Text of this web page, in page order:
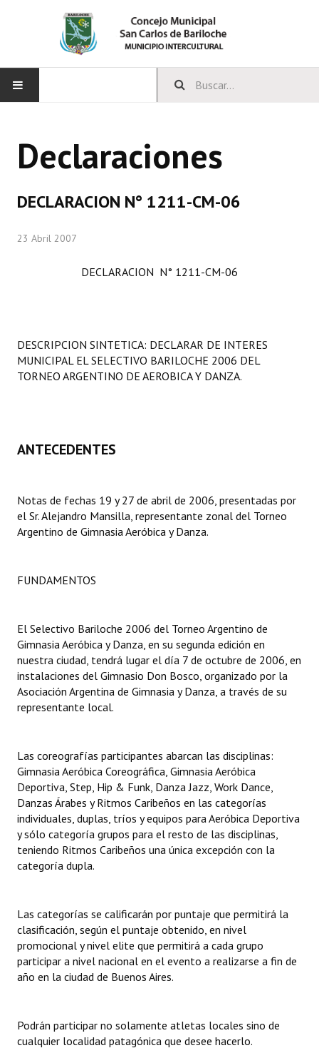
CONCEJO
Comisiones Especiales
LEGISLACIÓN
Carta Orgánica 2007
Digesto
DOCUMENTOS
Proyectos Presentados
Dictámenes Asesoría Letrada
Actas de Sesión
Ejecución Presupuestaria
Actas de Audiencias Públicas
NORMATIVA
Comunicaciones
Resoluciones
Resoluciones de Presidencia
INSTITUCIONAL
Noticias Destacadas
Declaraciones
DECLARACION N° 1211-CM-06
23 Abril 2007
DECLARACION N° 1211-CM-06
DESCRIPCION SINTETICA: DECLARAR DE INTERES
MUNICIPAL EL SELECTIVO BARILOCHE 2006 DEL
TORNEO ARGENTINO DE AEROBICA Y DANZA.
ANTECEDENTES
Notas de fechas 19 y 27 de abril de 2006, presentadas por
el Sr. Alejandro Mansilla, representante zonal del Torneo
Argentino de Gimnasia Aeróbica y Danza.
FUNDAMENTOS
El Selectivo Bariloche 2006 del Torneo Argentino de
Gimnasia Aeróbica y Danza, en su segunda edición en
nuestra ciudad, tendrá lugar el día 7 de octubre de 2006, en
instalaciones del Gimnasio Don Bosco, organizado por la
Asociación Argentina de Gimnasia y Danza, a través de su
representante local.
Las coreografías participantes abarcan las disciplinas:
Gimnasia Aeróbica Coreográfica, Gimnasia Aeróbica
Deportiva, Step, Hip & Funk, Danza Jazz, Work Dance,
Danzas Árabes y Ritmos Caribeños en las categorías
individuales, duplas, tríos y equipos para Aeróbica Deportiva
y sólo categoría grupos para el resto de las disciplinas,
teniendo Ritmos Caribeños una única excepción con la
categoría dupla.
Las categorías se calificarán por puntaje que permitirá la
clasificación, según el puntaje obtenido, en nivel
promocional y nivel elite que permitirá a cada grupo
participar a nivel nacional en el evento a realizarse a fin de
año en la ciudad de Buenos Aires.
Podrán participar no solamente atletas locales sino de
cualquier localidad patagónica que desee hacerlo.